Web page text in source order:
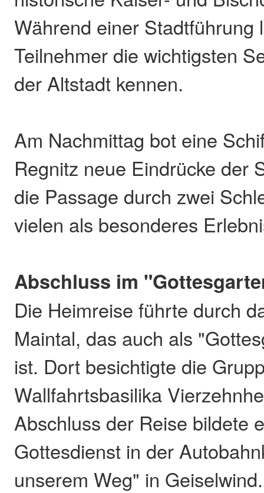
Während einer Stadtführung
Teilnehmer die wichtigsten
der Altstadt kennen.
Am Nachmittag bot eine
Regnitz neue Eindrücke der
die Passage durch zwei
vielen als besonderes
Abschluss im
Die Heimreise führte durch
Maintal, das auch als
ist. Dort besichtigte die
Wallfahrtsbasilika
Abschluss der Reise bildete
Gottesdienst in der
unserem Weg" in Geiselwind.